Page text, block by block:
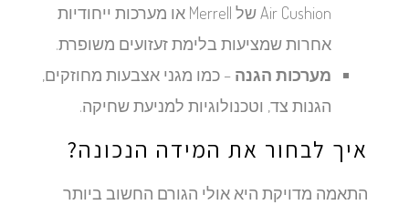
Air Cushion של Merrell או מערכות ייחודיות
אחרות שמציעות בלימת זעזועים משופרת.
מערכות הגנה– כמו מגני אצבעות מחוזקים,
הגנות צד, וטכנולוגיות למניעת שחיקה.
איך לבחור את המידה הנכונה?
התאמה מדויקת היא אולי הגורם החשוב ביותר